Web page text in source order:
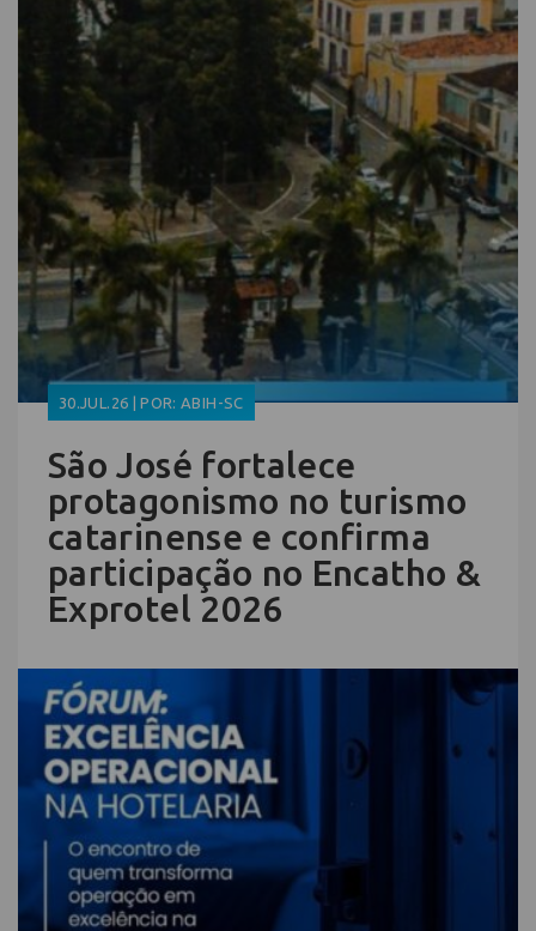
30.JUL.26 | POR: ABIH-SC
São José fortalece
protagonismo no turismo
catarinense e confirma
participação no Encatho &
Exprotel 2026